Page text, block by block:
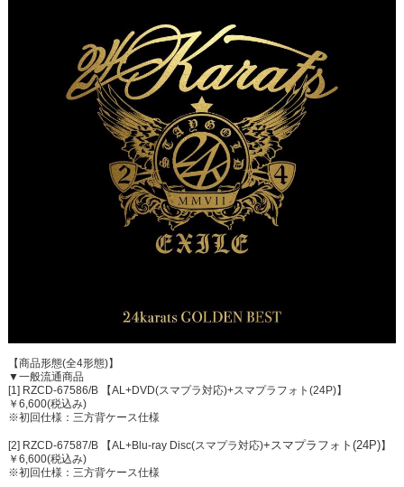
【商品形態(全4形態)】
▼一般流通商品
[1] RZCD-67586/B 【AL+DVD(スマプラ対応)+スマプラフォト(24P)】
￥6,600(税込み)
※初回仕様：三方背ケース仕様
[2] RZCD-67587/B 【AL+Blu-ray Disc(スマプラ対応)+ スマプラフォト(24P)】
￥6,600(税込み)
※初回仕様：三方背ケース仕様